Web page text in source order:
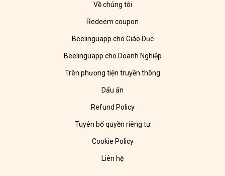
Về chúng tôi
Redeem coupon
Beelinguapp cho Giáo Dục
Beelinguapp cho Doanh Nghiệp
Trên phương tiện truyền thông
Dấu ấn
Refund Policy
Tuyên bố quyền riêng tư
Cookie Policy
Liên hệ